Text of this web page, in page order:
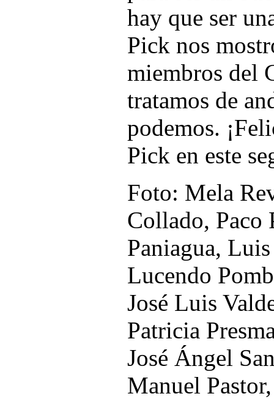
hay que ser
Pick nos
miembros del
tratamos de
podemos.
Pick en este
Foto: Mela
Collado, Paco
Paniagua,
Lucendo
José Luis
Patricia
José Ángel
Manuel